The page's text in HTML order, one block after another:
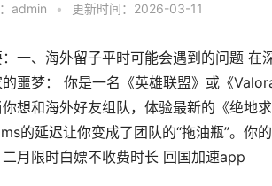
admin • 更新时间：2026-03-11
一、海外留子平时可能会遇到的问题 在
噩梦： 你是一名《英雄联盟》或《
想和海外好友组队，体验最新的《绝地
的延迟让你变成了团队的“拖油瓶”。你
二月限时白嫖不收费时长 回国加速app